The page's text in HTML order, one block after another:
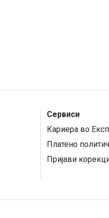
Сервиси
Кариера во
Платено
Пријави